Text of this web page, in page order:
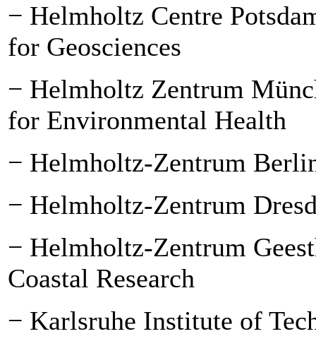
− Helmholtz Centre
for Geosciences
− Helmholtz Zentrum
for Environmental Health
− Helmholtz-Zentrum
− Helmholtz-Zentrum
− Helmholtz-Zentrum
Coastal Research
− Karlsruhe Institute of